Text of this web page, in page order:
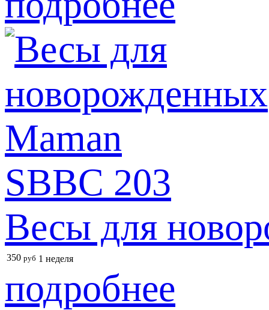
Весы для
350 руб 1 неделя
подробнее